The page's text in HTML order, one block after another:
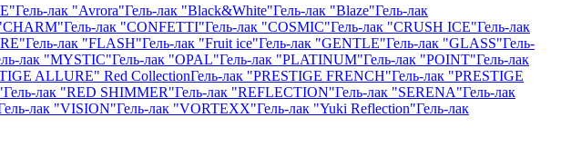
Гель-лак "Avrora"Гель-лак "Black&White"Гель-лак "Blaze"Гель-лак
Гель-лак "CONFETTI"Гель-лак "COSMIC"Гель-лак "CRUSH ICE"Гель-лак
Гель-лак "FLASH"Гель-лак "Fruit ice"Гель-лак "GENTLE"Гель-лак "GLASS"Гель-
лак "MYSTIC"Гель-лак "OPAL"Гель-лак "PLATINUM"Гель-лак "POINT"Гель-лак
ALLURE" Red CollectionГель-лак "PRESTIGE FRENCH"Гель-лак "PRESTIGE
Гель-лак "RED SHIMMER"Гель-лак "REFLECTION"Гель-лак "SERENA"Гель-лак
лак "VISION"Гель-лак "VORTEXX"Гель-лак "Yuki Reflection"Гель-лак